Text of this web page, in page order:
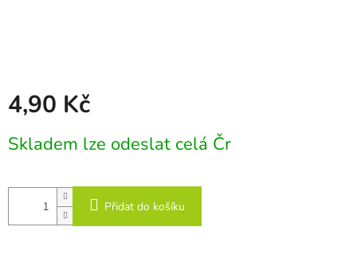
4,90 Kč
cena:
Skladem lze odeslat celá Čr
Přidat do košíku